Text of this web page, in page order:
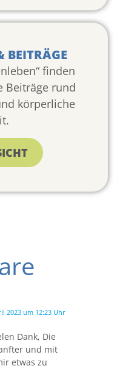
BEITRÄGE
finden
Beiträge rund
körperliche
2023 um 12:23 Uhr
Dank, Die
und mit
etwas zu